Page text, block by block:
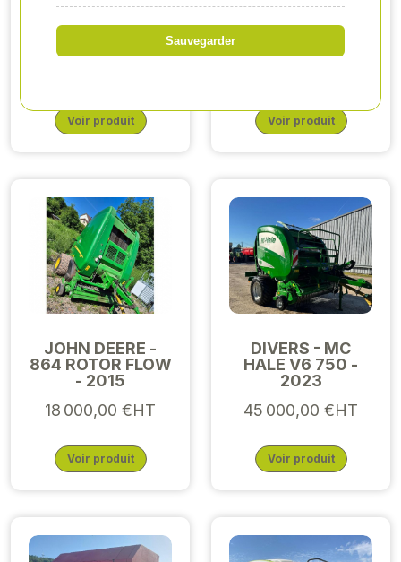
CLAAS RECOLTE -
ROLLANT 340 -
Voir produit
CLAAS RECOLTE -
QUADRANT 5300
Voir produit
JOHN DEERE -
864 ROTOR FLOW
- 2015
18 000,00 €HT
Voir produit
DIVERS - MC
HALE V6 750 -
2023
45 000,00 €HT
Voir produit
Sauvegarder